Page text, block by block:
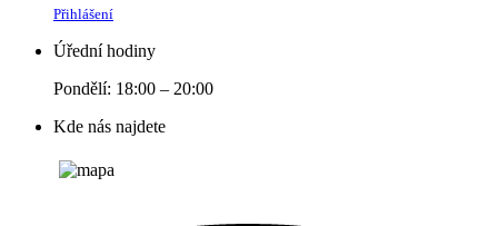
Přihlášení
Úřední hodiny
Pondělí: 18:00 – 20:00
Kde nás najdete